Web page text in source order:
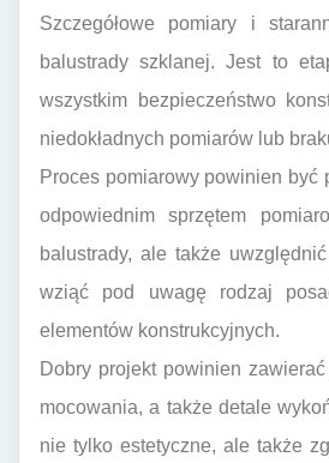
Szczegółowe pomiary i
balustrady szklanej. Jest to
wszystkim bezpieczeństwo
niedokładnych pomiarów lub
Proces pomiarowy powinien być
odpowiednim sprzętem
balustrady, ale także
wziąć pod uwagę rodzaj
elementów konstrukcyjnych.
Dobry projekt powinien zawierać
mocowania, a także detale
nie tylko estetyczne, ale także